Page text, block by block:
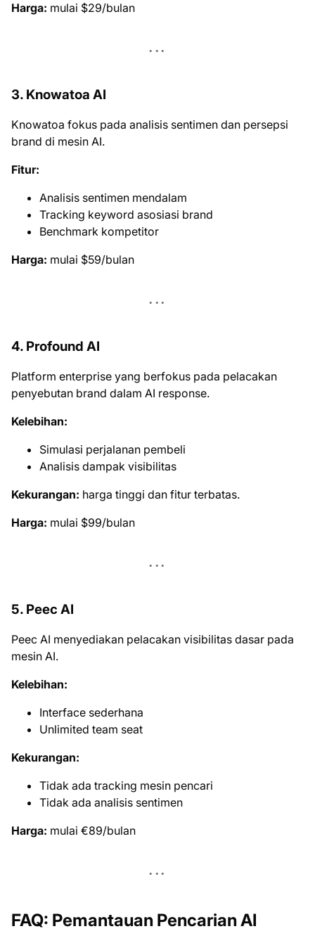
Harga: mulai $29/bulan
3. Knowatoa AI
Knowatoa fokus pada analisis sentimen dan persepsi
brand di mesin AI.
Fitur:
Analisis sentimen mendalam
Tracking keyword asosiasi brand
Benchmark kompetitor
Harga: mulai $59/bulan
4. Profound AI
Platform enterprise yang berfokus pada pelacakan
penyebutan brand dalam AI response.
Kelebihan:
Simulasi perjalanan pembeli
Analisis dampak visibilitas
Kekurangan: harga tinggi dan fitur terbatas.
Harga: mulai $99/bulan
5. Peec AI
Peec AI menyediakan pelacakan visibilitas dasar pada
mesin AI.
Kelebihan:
Interface sederhana
Unlimited team seat
Kekurangan:
Tidak ada tracking mesin pencari
Tidak ada analisis sentimen
Harga: mulai €89/bulan
FAQ: Pemantauan Pencarian AI